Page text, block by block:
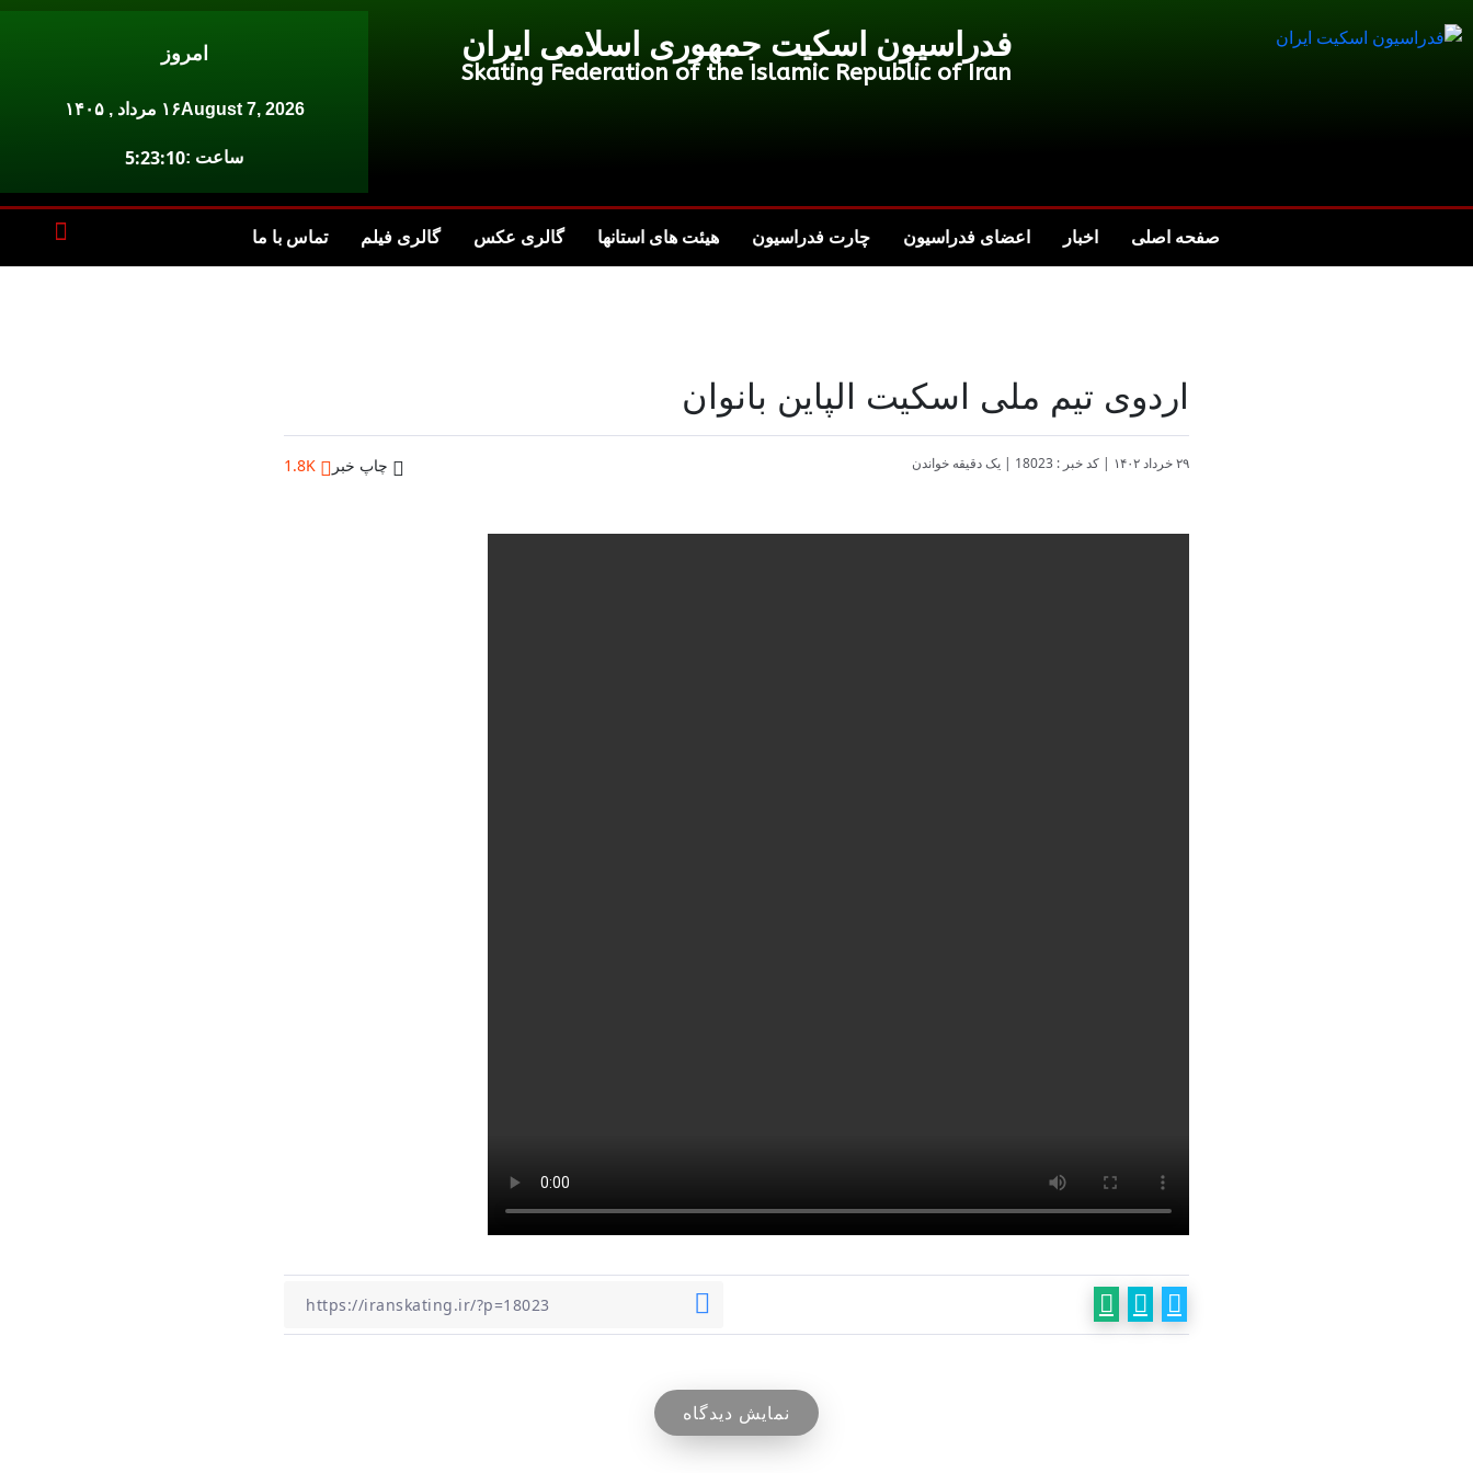
فدراسیون اسکیت جمهوری اسلامی ایران
Skating Federation of the Islamic Republic of Iran
امروز
August 7, 2026۱۶ مرداد , ۱۴۰۵
ساعت :5:23:10
صفحه اصلی اخبار اعضای فدراسیون چارت فدراسیون هیئت های استانها گالری عکس گالری فیلم تماس با ما
اردوی تیم ملی اسکیت الپاین بانوان
۲۹ خرداد ۱۴۰۲ |کد خبر : 18023 |یک دقیقه خواندن چاپ خبر 1.8K
نمایش دیدگاه